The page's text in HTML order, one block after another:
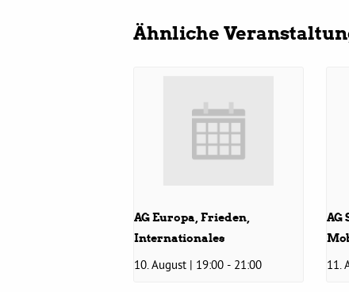
Ähnliche
AG Europa, Frieden,
Internationales
10. August | 19:00 - 21:00
AG
11.